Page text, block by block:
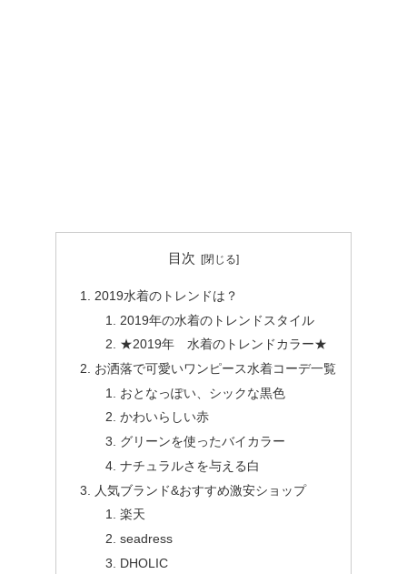
目次
2019水着のトレンドは？
2019年の水着のトレンドスタイル
★2019年 水着のトレンドカラー★
お洒落で可愛いワンピース水着コーデ一覧
おとなっぽい、シックな黒色
かわいらしい赤
グリーンを使ったバイカラー
ナチュラルさを与える白
人気ブランド&おすすめ激安ショップ
楽天
seadress
DHOLIC